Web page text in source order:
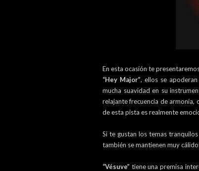
En esta ocasión te
“Hey Major”, ellos se
mucha suavidad en su
relajante frecuencia de armonía,
de esta pista es realmente
Si te gustan los temas
también se mantienen muy
“Vésuve” tiene una premisa